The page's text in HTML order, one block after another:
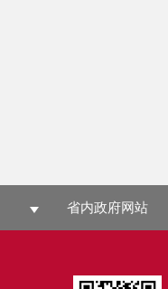
省内政府网站